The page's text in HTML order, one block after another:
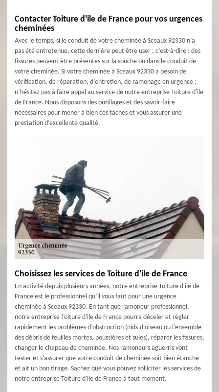
Contacter Toiture d'ile de France pour vos urgences
cheminées
Avec le temps, si le conduit de votre cheminée à Sceaux 92330 n’a
pas été entretenue, cette dernière peut être user ; c’est-à-dire : des
fissures peuvent être présentes sur la souche ou dans le conduit de
votre cheminée. Si votre cheminée à Sceaux 92330 a besoin de
vérification, de réparation, d’entretien, de ramonage en urgence ;
n’hésitez pas à faire appel au service de notre entreprise Toiture d'ile
de France. Nous disposons des outillages et des savoir-faire
nécessaires pour mener à bien ces tâches et vous assurer une
prestation d’excellente qualité.
Choisissez les services de Toiture d'ile de France
En activité depuis plusieurs années, notre entreprise Toiture d'ile de
France est le professionnel qu’il vous faut pour une urgence
cheminée à Sceaux 92330. En tant que ramoneur professionnel,
notre entreprise Toiture d'ile de France pourra déceler et régler
rapidement les problèmes d’obstruction (nids-d'oiseau ou l’ensemble
des débris de feuilles mortes, poussières et suies), réparer les fissures,
changer le chapeau de cheminée. Nos ramoneurs aguerris vont
tester et s’assurer que votre conduit de cheminée soit bien étanche
et ait un bon tirage. Sachez que vous pouvez solliciter les services de
notre entreprise Toiture d'ile de France à tout moment.